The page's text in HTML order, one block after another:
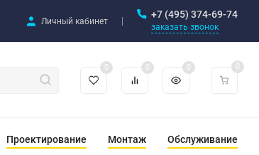
Личный кабинет
+7 (495) 374-69-74
заказать звонок
0 0 0 0
Проектирование Монтаж Обслуживание